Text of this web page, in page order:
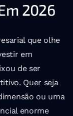
2026
que olhe
em
de ser
Quer seja
ou uma
enorme